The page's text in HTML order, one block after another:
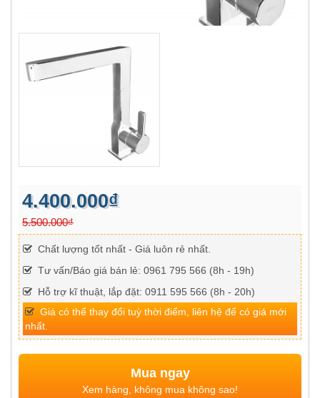
4.400.000₫
5.500.000₫
Chất lượng tốt nhất - Giá luôn rẻ nhất.
Tư vấn/Báo giá bán lẻ: 0961 795 566 (8h - 19h)
Hỗ trợ kĩ thuật, lắp đặt: 0911 595 566 (8h - 20h)
Giá có thể thay đổi tuỳ thời điểm, liên hệ để có giá mới
nhất.
Mua ngay
Xem hàng, không mua không sao!